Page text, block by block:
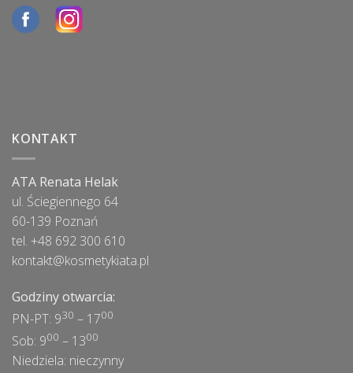
KONTAKT
ATA Renata Helak
ul. Ściegiennego 64
60-139 Poznań
tel. +48 692 300 610
kontakt@kosmetykiata.pl
Godziny otwarcia:
PN-PT: 930 – 1700
Sob: 900 – 1300
Niedziela: nieczynny